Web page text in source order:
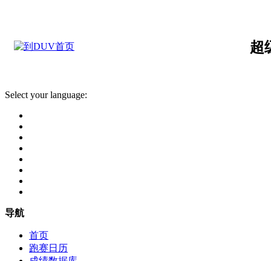
超
Select your language:
导航
首页
跑赛日历